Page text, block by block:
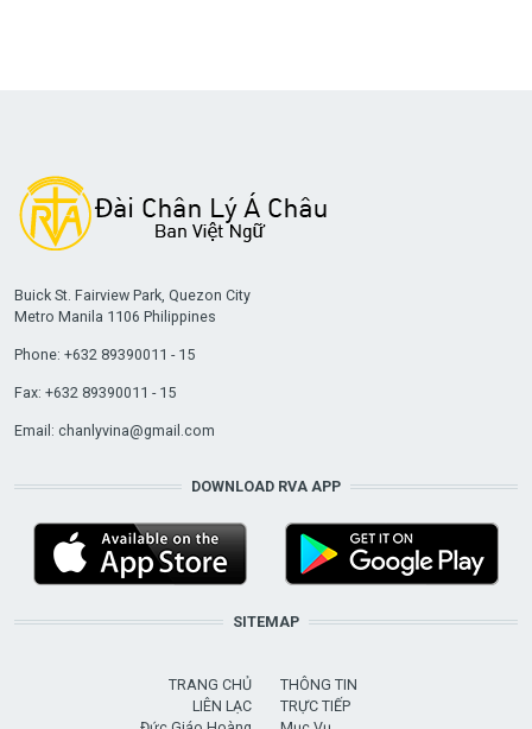
Buick St. Fairview Park, Quezon City
Metro Manila 1106 Philippines
Phone: +632 89390011 - 15
Fax: +632 89390011 - 15
Email: chanlyvina@gmail.com
DOWNLOAD RVA APP
SITEMAP
TRANG CHỦ
LIÊN LẠC
THÔNG TIN
TRỰC TIẾP